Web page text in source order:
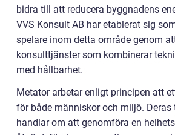
bidra till att reducera byggnadens
VVS Konsult AB har etablerat sig
spelare inom detta område genom
konsulttjänster som kombinerar
med hållbarhet.
Metator arbetar enligt principen att
för både människor och miljö.
handlar om att genomföra en